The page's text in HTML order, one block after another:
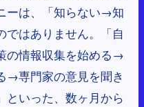
ーは、「知らない→知
ではありません。「自
の情報収集を始める→
→専門家の意見を聞き
いった、数ヶ月から